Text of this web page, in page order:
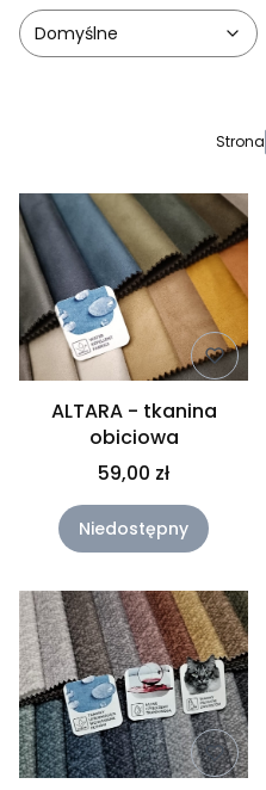
Domyślne
Strona
ALTARA - tkanina
obiciowa
59,00 zł
Niedostępny